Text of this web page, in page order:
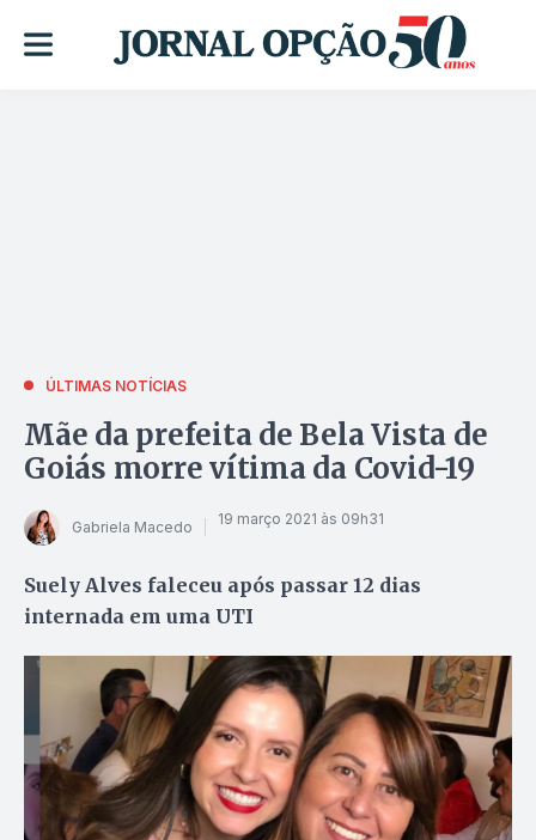
ÚLTIMAS NOTÍCIAS
Mãe da prefeita de Bela Vista de
Goiás morre vítima da Covid-19
Gabriela Macedo 19 março 2021 às 09h31
Suely Alves faleceu após passar 12 dias
internada em uma UTI